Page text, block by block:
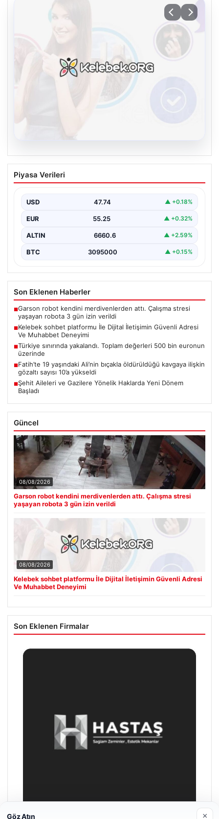
Kelebek sohbet platformu İle Dijital
İletişimin Güvenli Adresi Ve Muhabbet
Sanal ortamında bireylerin seviyeli bir tarzda bağlantı
Günümüzde…
Piyasa Verileri
USD 47.74 ▲ +0.18%
EUR 55.25 ▲ +0.32%
ALTIN 6660.6 ▲ +2.59%
BTC 3095000 ▲ +0.15%
Son Eklenen Haberler
■Garson robot kendini merdivenlerden attı. Çalışma stresi
yaşayan robota 3 gün izin verildi
■Kelebek sohbet platformu İle Dijital İletişimin Güvenli Adresi
Ve Muhabbet Deneyimi
■Türkiye sınırında yakalandı. Toplam değerleri 500 bin euronun
üzerinde
■Fatih’te 19 yaşındaki Ali’nin bıçakla öldürüldüğü kavgaya ilişkin
gözaltı sayısı 10’a yükseldi
■Şehit Aileleri ve Gazilere Yönelik Haklarda Yeni Dönem
Başladı
Güncel
08/08/2026
Garson robot kendini merdivenlerden attı. Çalışma stresi
yaşayan robota 3 gün izin verildi
08/08/2026
Kelebek sohbet platformu İle Dijital İletişimin Güvenli Adresi
Ve Muhabbet Deneyimi
Son Eklenen Firmalar
Göz Atın ×